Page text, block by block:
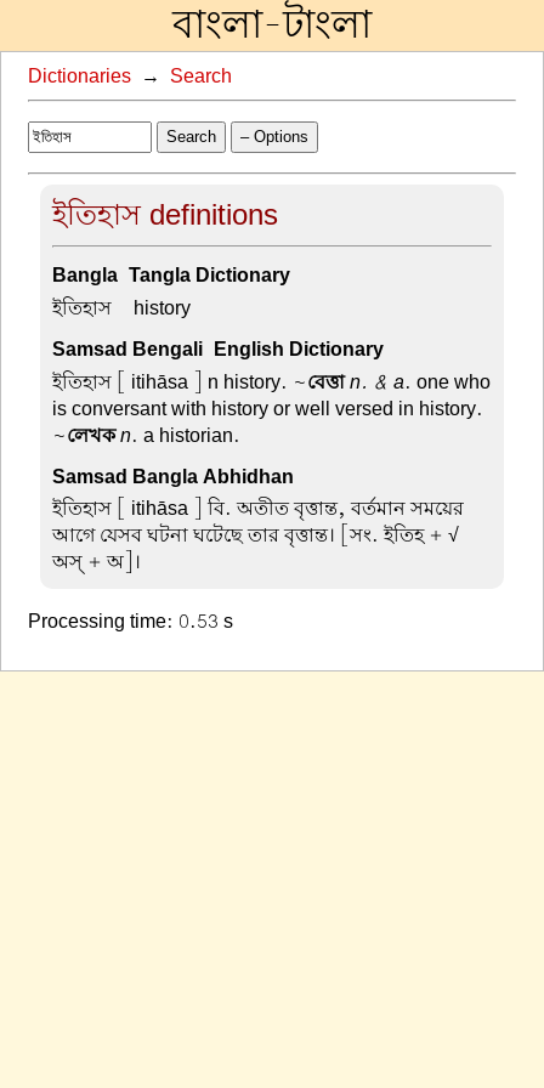
বাংলা-টাংলা
Dictionaries → Search
Search – Options
ইতিহাস definitions
Bangla-Tangla Dictionary
ইতিহাস – history
Samsad Bengali-English Dictionary
ইতিহাস [ itihāsa ] n history. ~বেত্তাn. & a. one who
is conversant with history or well versed in history.
~লেখকn. a historian.
Samsad Bangla Abhidhan
ইতিহাস [ itihāsa ] বি. অতীত বৃত্তান্ত, বর্তমান সময়ের
আগে যেসব ঘটনা ঘটেছে তার বৃত্তান্ত। [সং. ইতিহ + √
অস্ + অ]।
Processing time: 0.53 s